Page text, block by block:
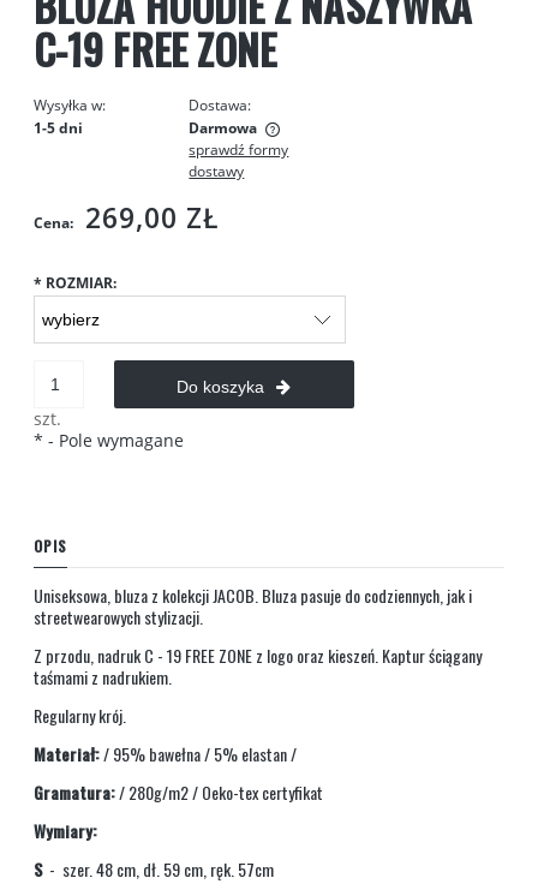
C-19 FREE ZONE
Wysyłka w:
1-5 dni
Dostawa:
Darmowa
Cena nie zawiera ewentualnych kosztów płatności
sprawdź formy
dostawy
Cena: 269,00 ZŁ
* ROZMIAR:
szt.
Do koszyka
* - Pole wymagane
OPIS
Uniseksowa, bluza z kolekcji JACOB. Bluza pasuje do codziennych, jak i
streetwearowych stylizacji.
Z przodu, nadruk C - 19 FREE ZONE z logo oraz kieszeń. Kaptur ściągany
taśmami z nadrukiem.
Regularny krój.
Materiał:/ 95% bawełna / 5% elastan /
Gramatura:/ 280g/m2 / Oeko-tex certyfikat
Wymiary:
S- szer. 48 cm, dł. 59 cm, ręk. 57cm